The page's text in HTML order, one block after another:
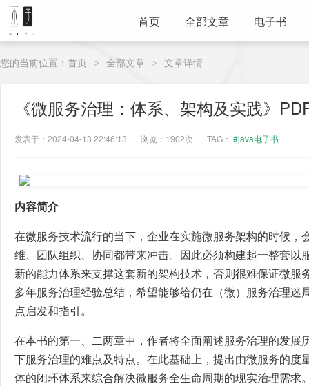
首页 全部文章 电子书
您的当前位置： 首页 > 全部文章 > 文章详情
《微服务治理：体系、架构及实践》
发表于：2024-04-13 22:46:13 浏览：1902次 TAG： #java电子书
内容简介
在微服务技术流行的当下，企业在实施微服务架构的时候，
维、团队组织、协同都带来冲击。因此必须构建起一整套以
新的能力体系来支撑这套新的架构技术，否则很难保证微服
多年服务治理经验总结，希望能够给仍在（微）服务治理迷
点启发和指引。
在本书的第一、二两章中，作者将全面阐述服务治理的发展
下服务治理的难点及特点。在此基础上，提出由微服务的度
体的闭环体系来综合解决微服务全生命周期的现实治理需求